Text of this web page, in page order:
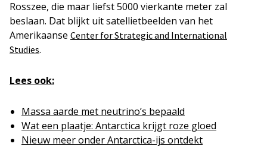
Rosszee, die maar liefst 5000 vierkante meter zal
beslaan. Dat blijkt uit satellietbeelden van het
Amerikaanse Center for Strategic and International
Studies.
Lees ook:
Massa aarde met neutrino’s bepaald
Wat een plaatje: Antarctica krijgt roze gloed
Nieuw meer onder Antarctica-ijs ontdekt